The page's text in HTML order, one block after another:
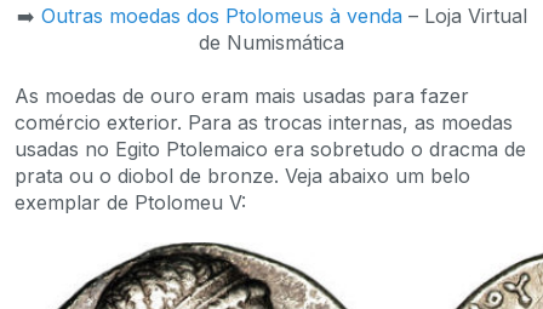
➡️ Outras moedas dos Ptolomeus à venda– Loja Virtual
de Numismática
As moedas de ouro eram mais usadas para fazer
comércio exterior. Para as trocas internas, as moedas
usadas no Egito Ptolemaico era sobretudo o dracma de
prata ou o diobol de bronze. Veja abaixo um belo
exemplar de Ptolomeu V: